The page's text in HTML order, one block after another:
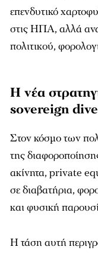
επενδυτικό
στις ΗΠΑ, αλλά
πολιτικού,
Η νέα
sovereign
Στον κόσμο των
της
ακίνητα, private
σε διαβατήρια,
και φυσική
Η τάση αυτή